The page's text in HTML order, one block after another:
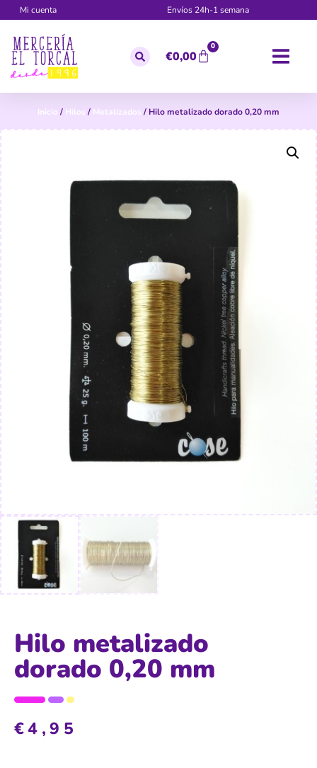
Mi cuenta Envíos 24h-1 semana
€0,00
0
Inicio / Hilos / Metalizados / Hilo metalizado dorado 0,20 mm
Hilo metalizado
dorado 0,20 mm
€4,95